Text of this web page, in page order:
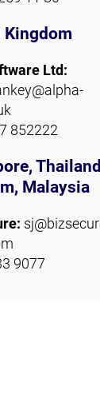
Kingdom
Ltd:
852222
Malaysia
9077